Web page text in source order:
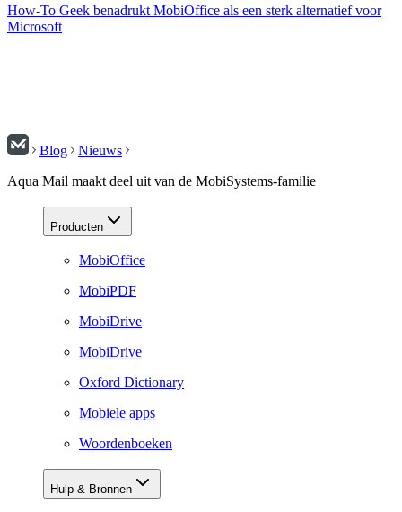
How-To Geek benadrukt MobiOffice als een sterk alternatief voor
Microsoft
Blog
Nieuws
Aqua Mail maakt deel uit van de MobiSystems-familie
Producten
MobiOffice
MobiPDF
MobiDrive
MobiDrive
Oxford Dictionary
Mobiele apps
Woordenboeken
Hulp & Bronnen